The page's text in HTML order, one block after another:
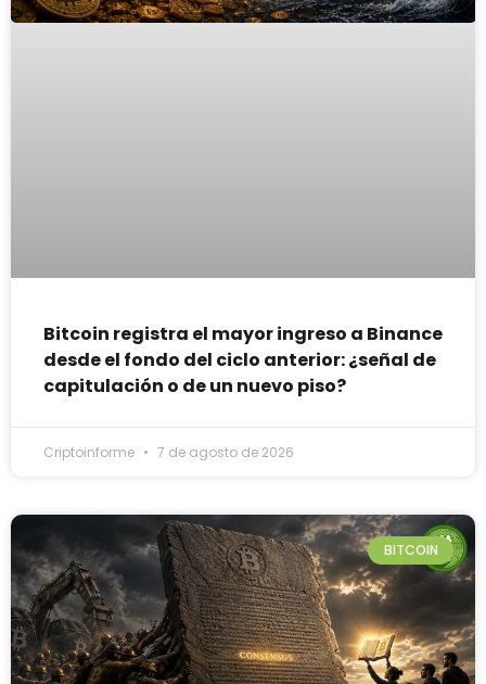
Bitcoin registra el mayor ingreso a Binance
desde el fondo del ciclo anterior: ¿señal de
capitulación o de un nuevo piso?
Criptoinforme 7 de agosto de 2026
BITCOIN